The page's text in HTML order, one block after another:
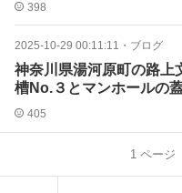
398
2025-10-29 00:11:11 ・ ブログ
神奈川県湯河原町の路上
槽No.３とマンホールの
405
1 ページ